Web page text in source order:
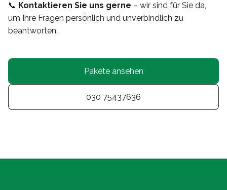
📞 Kontaktieren Sie uns gerne – wir sind für Sie da,
um Ihre Fragen persönlich und unverbindlich zu
beantworten.
Pakete ansehen
030 75437636